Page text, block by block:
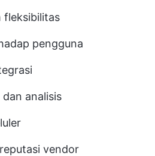
fleksibilitas
pengguna
analisis
vendor